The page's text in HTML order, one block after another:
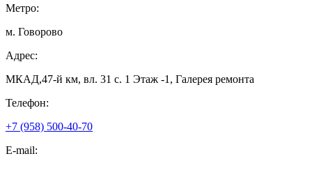
Метро:
м. Говорово
Адрес:
МКАД,47-й км, вл. 31 с. 1 Этаж -1, Галерея ремонта
Телефон:
+7 (958) 500-40-70
E-mail: